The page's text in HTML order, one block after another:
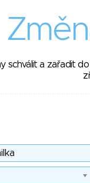
schválit a zařadit